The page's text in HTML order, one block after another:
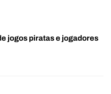
jogos piratas e jogadores